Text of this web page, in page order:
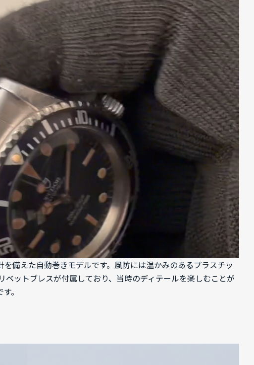
備えた自動巻きモデルです。風防には温かみのあるプラスチッ
ットブレスが付属しており、当時のディテールを楽しむことが
。